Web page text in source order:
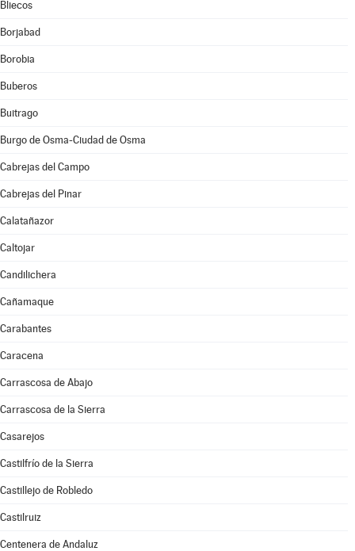
Bliecos
Borjabad
Borobia
Buberos
Buitrago
Burgo de Osma-Ciudad de Osma
Cabrejas del Campo
Cabrejas del Pinar
Calatañazor
Caltojar
Candilichera
Cañamaque
Carabantes
Caracena
Carrascosa de Abajo
Carrascosa de la Sierra
Casarejos
Castilfrío de la Sierra
Castillejo de Robledo
Castilruiz
Centenera de Andaluz